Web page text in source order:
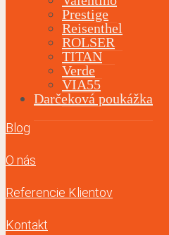
Prestige
Reisenthel
ROLSER
TITAN
Verde
VIA55
Darčeková poukážka
Blog
O nás
Referencie Klientov
Kontakt